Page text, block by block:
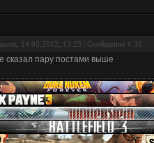
14.05.2012, 13:23 | Сообщение # 35
сказал пару постами выше